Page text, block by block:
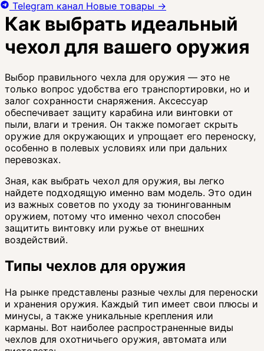
Как выбрать идеальный
чехол для вашего оружия
Выбор правильного чехла для оружия — это не
только вопрос удобства его транспортировки, но и
залог сохранности снаряжения. Аксессуар
обеспечивает защиту карабина или винтовки от
пыли, влаги и трения. Он также помогает скрыть
оружие для окружающих и упрощает его переноску,
особенно в полевых условиях или при дальних
перевозках.
Зная, как выбрать чехол для оружия, вы легко
найдете подходящую именно вам модель. Это один
из важных советов по уходу за тюнингованным
оружием, потому что именно чехол способен
защитить винтовку или ружье от внешних
воздействий.
Типы чехлов для оружия
На рынке представлены разные чехлы для переноски
и хранения оружия. Каждый тип имеет свои плюсы и
минусы, а также уникальные крепления или
карманы. Вот наиболее распространенные виды
чехлов для охотничьего оружия, автомата или
Telegram канал Новые товары →